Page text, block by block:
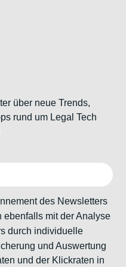
über neue Trends,
rund um Legal Tech
des Newsletters
ebenfalls mit der Analyse
durch individuelle
und Auswertung
und der Klickraten in